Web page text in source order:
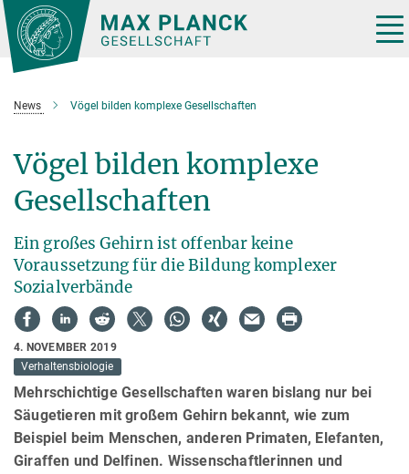
Hauptinhalt
News Vögel bilden komplexe Gesellschaften
Vögel bilden komplexe
Gesellschaften
Ein großes Gehirn ist offenbar keine
Voraussetzung für die Bildung komplexer
Sozialverbände
4. NOVEMBER 2019
Verhaltensbiologie
Mehrschichtige Gesellschaften waren bislang nur bei
Säugetieren mit großem Gehirn bekannt, wie zum
Beispiel beim Menschen, anderen Primaten, Elefanten,
Giraffen und Delfinen. Wissenschaftlerinnen und